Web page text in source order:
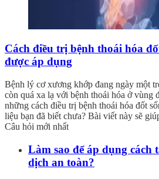
Cách điều trị bệnh thoái hóa
được áp dụng
Bệnh lý cơ xương khớp đang ngày một
còn quá xa lạ với bệnh thoái hóa ở vùng
những cách điều trị bệnh thoái hóa đốt
liệu bạn đã biết chưa? Bài viết này sẽ
Câu hỏi mới nhất
Làm sao để áp dụng cách
dịch an toàn?